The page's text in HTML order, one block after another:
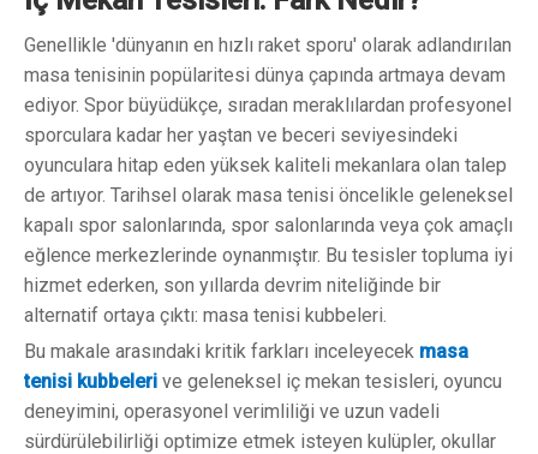
Genellikle 'dünyanın en hızlı raket sporu' olarak adlandırılan
masa tenisinin popülaritesi dünya çapında artmaya devam
ediyor. Spor büyüdükçe, sıradan meraklılardan profesyonel
sporculara kadar her yaştan ve beceri seviyesindeki
oyunculara hitap eden yüksek kaliteli mekanlara olan talep
de artıyor. Tarihsel olarak masa tenisi öncelikle geleneksel
kapalı spor salonlarında, spor salonlarında veya çok amaçlı
eğlence merkezlerinde oynanmıştır. Bu tesisler topluma iyi
hizmet ederken, son yıllarda devrim niteliğinde bir
alternatif ortaya çıktı: masa tenisi kubbeleri.
Bu makale arasındaki kritik farkları inceleyecek masa
tenisi kubbeleri ve geleneksel iç mekan tesisleri, oyuncu
deneyimini, operasyonel verimliliği ve uzun vadeli
sürdürülebilirliği optimize etmek isteyen kulüpler, okullar